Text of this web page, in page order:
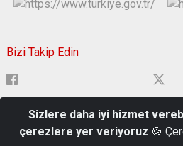
Bizi Takip Edin
Çavuşbey Mahallesi, Hükümet Cad.
0284 213 91
Sizlere daha iyi hizmet
çerezlere yer veriyoruz 🍪